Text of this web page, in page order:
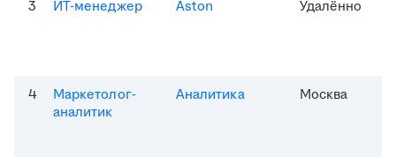
3 ИТ-менеджер Aston Удалённо
4
Маркетолог-
аналитик
Аналитика Москва